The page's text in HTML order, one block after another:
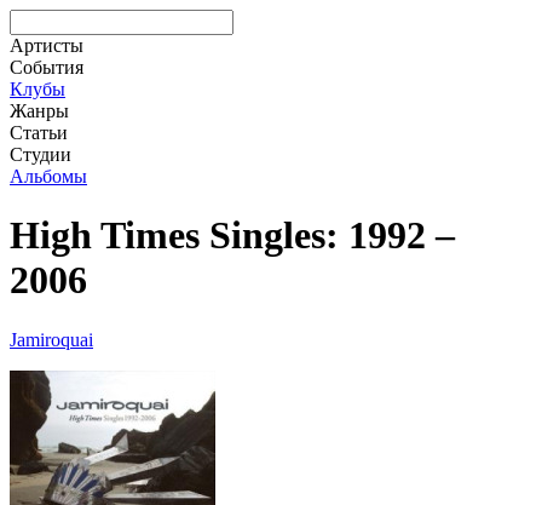
Артисты
События
Клубы
Жанры
Статьи
Студии
Альбомы
High Times Singles: 1992 –
2006
Jamiroquai